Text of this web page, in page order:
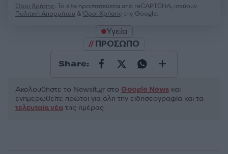
Όροι Χρήσης. Το site προστατεύεται από reCAPTCHA, ισχύουν
Πολιτική Απορρήτου &Όροι Χρήσης της Google.
Υγεία
ΠΡΟΣΩΠΟ
Share:
Ακολουθήστε το Νewsit.gr στο Google News και
ενημερωθείτε πρώτοι για όλη την ειδησεογραφία και τα
τελευταία νέα της ημέρας